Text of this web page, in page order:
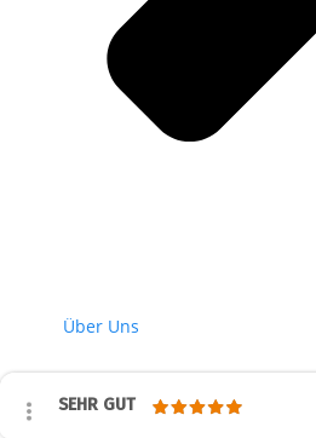
Über Uns
SEHR GUT